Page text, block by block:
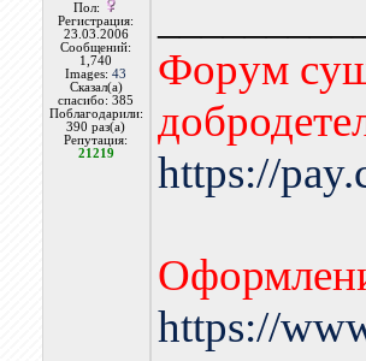
Пол:
Регистрация:
23.03.2006
Сообщений:
1,740
Images:43
Сказал(а)
спасибо: 385
Поблагодарили:
390 раз(а)
Репутация:
21219
Форум
https://
https://